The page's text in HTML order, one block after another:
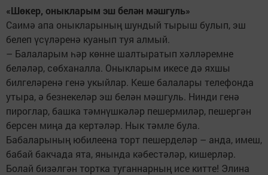
«Шөкер, оныкларым эш белән мәшгуль»
Саимә апа оныкларының шундый тырыш булып, эш
белеп үсүләренә куанып туя алмый.
– Балаларым һәр көнне шалтыратып хәлләремне
беләләр, сөбханалла. Оныкларым икесе дә яхшы
билгеләренә генә укыйлар. Кеше балалары телефонда
утыра, ә безнекеләр эш белән мәшгуль. Нинди генә
пироглар, башка тәмнүшкәләр пешермиләр, пешергән
берсен миңа да кертәләр. Нык тәмле була.
Бабаларының юбилеена торт пешерделәр – анда, имеш,
бабай бакчада ята, янында кәбестәләр, кишерләр.
Болай бизәлгән тортка туганнарның исе китте! Элина